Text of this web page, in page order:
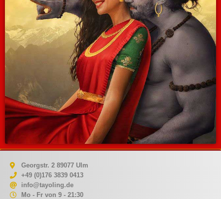
Georgstr. 2 89077 Ulm
+49 (0)176 3839 0413
info@tayoling.de
Mo - Fr von 9 - 21:30